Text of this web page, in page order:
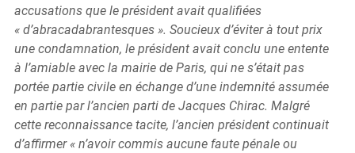
accusations que le président avait qualifiées
« d’abracadabrantesques ». Soucieux d’éviter à tout prix
une condamnation, le président avait conclu une entente
à l’amiable avec la mairie de Paris, qui ne s’était pas
portée partie civile en échange d’une indemnité assumée
en partie par l’ancien parti de Jacques Chirac. Malgré
cette reconnaissance tacite, l’ancien président continuait
d’affirmer « n’avoir commis aucune faute pénale ou